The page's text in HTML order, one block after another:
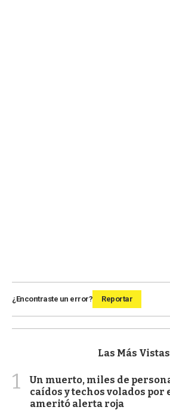
¿Encontraste un error? Reportar
Las Más Vistas
1
Un muerto, miles de
caídos y techos volados por
ameritó alerta roja